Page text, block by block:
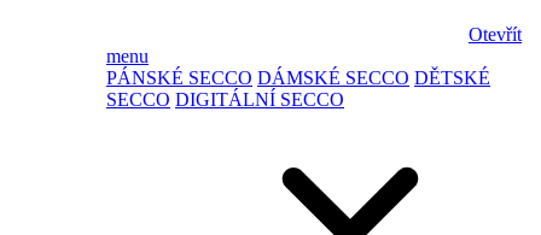
Otevřít
menu
PÁNSKÉ SECCO DÁMSKÉ SECCO DĚTSKÉ
SECCO DIGITÁLNÍ SECCO